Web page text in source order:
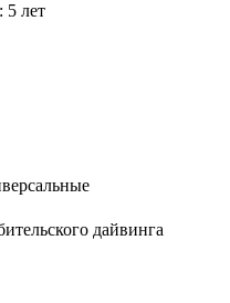
5 лет
дайвинга